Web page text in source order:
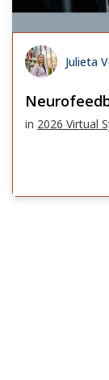
Julieta
in 2026 Virtual